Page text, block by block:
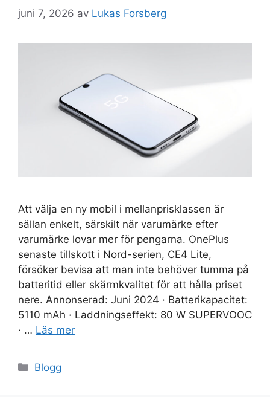
juni 7, 2026 av Lukas Forsberg
Att välja en ny mobil i mellanprisklassen är
sällan enkelt, särskilt när varumärke efter
varumärke lovar mer för pengarna. OnePlus
senaste tillskott i Nord-serien, CE4 Lite,
försöker bevisa att man inte behöver tumma på
batteritid eller skärmkvalitet för att hålla priset
nere. Annonserad: Juni 2024 · Batterikapacitet:
5110 mAh · Laddningseffekt: 80 W SUPERVOOC
· … Läs mer
Kategorier
Blogg